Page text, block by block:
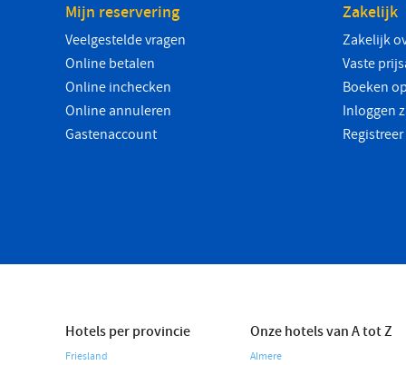
Mijn reservering
Veelgestelde vragen
Online betalen
Online inchecken
Online annuleren
Gastenaccount
Zakelijk
Zakelijk
Vaste
Boeken
Inloggen
Hotels per provincie
Friesland
Onze hotels van A tot Z
Almere